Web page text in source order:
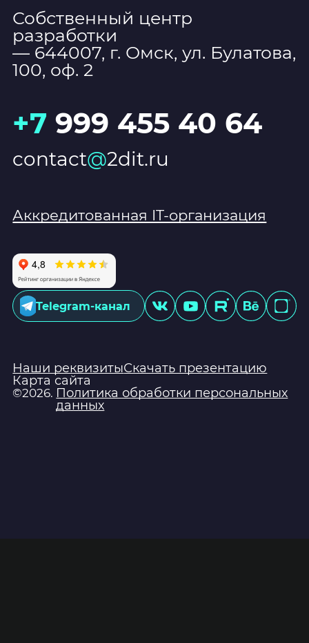
Собственный центр
разработки
— 644007, г. Омск, ул. Булатова,
100, оф. 2
+7 999 455 40 64
contact@2dit.ru
Аккредитованная IT-организация
Telegram-канал
Наши реквизитыСкачать презентацию
Карта сайта
©2026. Политика обработки персональных
данных